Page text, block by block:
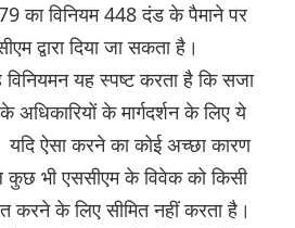
का विनियम 448 दंड के पैमाने पर
द्वारा दिया जा सकता है।
यह स्पष्ट करता है कि सजा
के मार्गदर्शन के लिए ये
यदि ऐसा करने का कोई अच्छा कारण
कुछ भी एससीएम के विवेक को किसी
करने के लिए सीमित नहीं करता है।